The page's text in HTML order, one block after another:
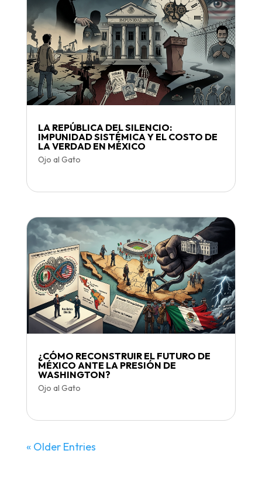
LA REPÚBLICA DEL SILENCIO:
IMPUNIDAD SISTÉMICA Y EL COSTO DE
LA VERDAD EN MÉXICO
Ojo al Gato
¿CÓMO RECONSTRUIR EL FUTURO DE
MÉXICO ANTE LA PRESIÓN DE
WASHINGTON?
Ojo al Gato
« Older Entries